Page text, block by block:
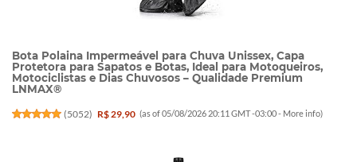
Bota Polaina Impermeável para Chuva Unissex, Capa
Protetora para Sapatos e Botas, Ideal para Motoqueiros,
Motociclistas e Dias Chuvosos – Qualidade Premium
LNMAX®
(5052) R$ 29,90 (as of 05/08/2026 20:11 GMT -03:00 - More info)